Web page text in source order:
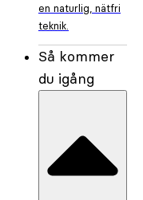
en naturlig, nätfri
teknik.
Så kommer
du igång